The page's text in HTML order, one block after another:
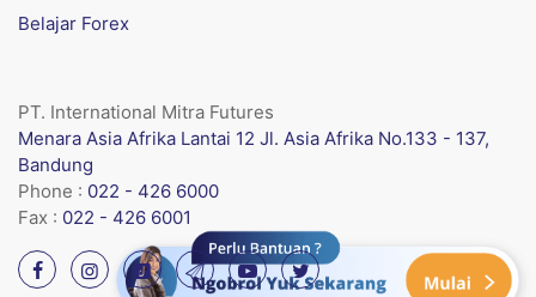
Belajar Forex
PT. International Mitra Futures
Menara Asia Afrika Lantai 12 Jl. Asia Afrika No.133 - 137,
Bandung
Phone : 022 - 426 6000
Fax : 022 - 426 6001